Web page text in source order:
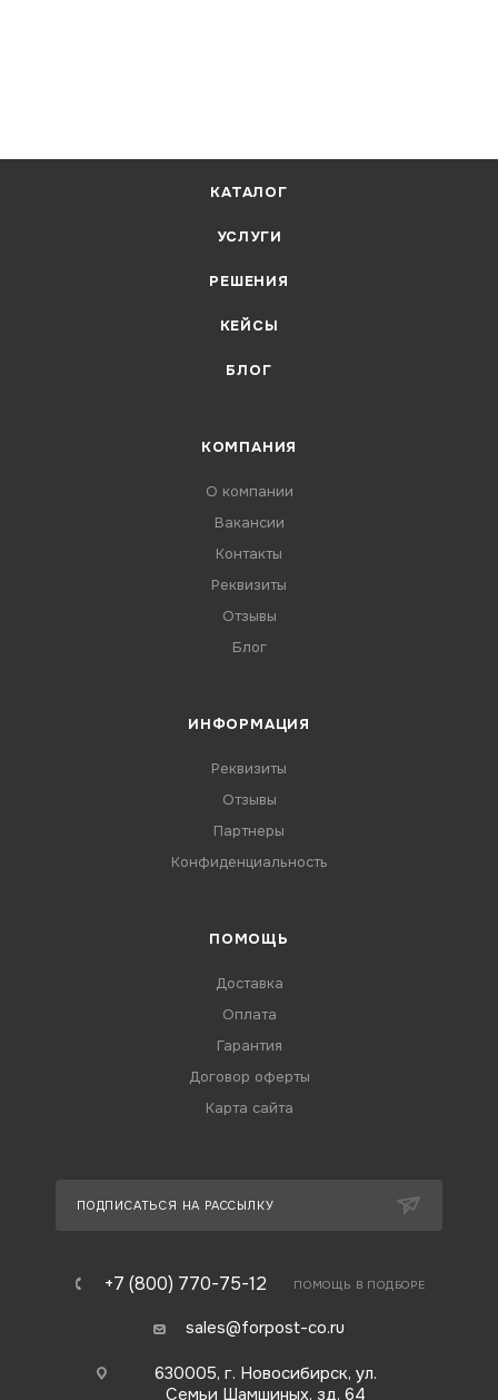
КАТАЛОГ
УСЛУГИ
РЕШЕНИЯ
КЕЙСЫ
БЛОГ
КОМПАНИЯ
О компании
Вакансии
Контакты
Реквизиты
Отзывы
Блог
ИНФОРМАЦИЯ
Реквизиты
Отзывы
Партнеры
Конфиденциальность
ПОМОЩЬ
Доставка
Оплата
Гарантия
Договор оферты
Карта сайта
ПОДПИСАТЬСЯ НА РАССЫЛКУ
+7 (800) 770-75-12 ПОМОЩЬ В ПОДБОРЕ
sales@forpost-co.ru
630005, г. Новосибирск, ул.
Семьи Шамшиных, зд. 64